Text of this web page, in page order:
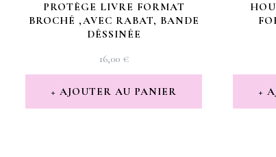
PROTÈGE LIVRE FORMAT
BROCHÉ ,AVEC RABAT, BANDE
DÉSSINÉE
16,00 €
AJOUTER AU PANIER